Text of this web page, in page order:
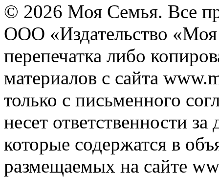
© 2026 Моя Семья. Все
ООО «Издательство
перепечатка либо
материалов с сайта
только с письменного
несет ответственности
которые содержатся в
размещаемых на сайте